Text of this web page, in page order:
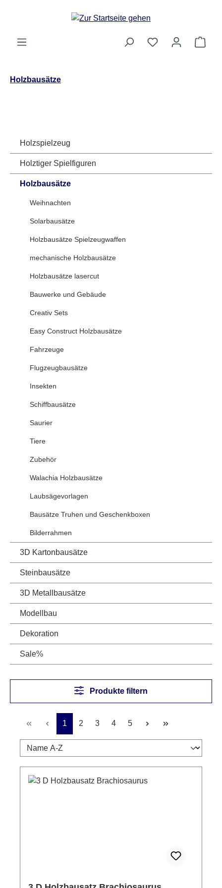
Zum Hauptinhalt springen
Holzbausätze
Holzspielzeug
Holztiger Spielfiguren
Holzbausätze
Weihnachten
Solarbausätze
Holzbausätze Spielzeugwaffen
mechanische Holzbausätze
Holzbausätze lasercut
Bauwerke und Gebäude
Creativ Sets
Easy Construct Holzbausätze
Fahrzeuge
Flugzeugbausätze
Insekten
Schiffbausätze
Saurier
Tiere
Zubehör
Walachia Holzbausätze
Laubsägevorlagen
Bausätze Truhen und Geschenkboxen
Bilderrahmen
3D Kartonbausätze
Steinbausätze
3D Metallbausätze
Modellbau
Dekoration
Sale%
Produkte filtern
Seite
1 Seite
2 Seite
3 Seite
4 Seite
5